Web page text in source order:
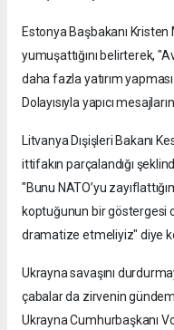
Estonya Başbakanı Kristen
yumuşattığını belirterek,
daha fazla yatırım
Dolayısıyla yapıcı
Litvanya Dışişleri Bakanı
ittifakın parçalandığı
"Bunu NATO’yu
koptuğunun bir göstergesi
dramatize etmeliyiz" diye
Ukrayna savaşını
çabalar da zirvenin
Ukrayna Cumhurbaşkanı